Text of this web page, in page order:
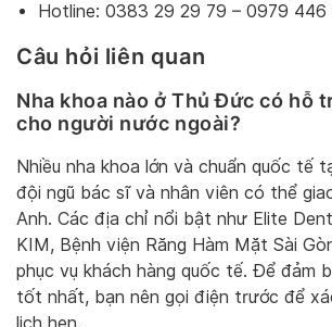
Hotline: 0383 29 29 79 – 0979 446
Câu hỏi liên quan
Nha khoa nào ở Thủ Đức có hỗ
cho người nước ngoài?
Nhiều nha khoa lớn và chuẩn quốc tế
đội ngũ bác sĩ và nhân viên có thể
Anh. Các địa chỉ nổi bật như Elite
KIM, Bệnh viện Răng Hàm Mặt Sài
phục vụ khách hàng quốc tế. Để đảm
tốt nhất, bạn nên gọi điện trước để